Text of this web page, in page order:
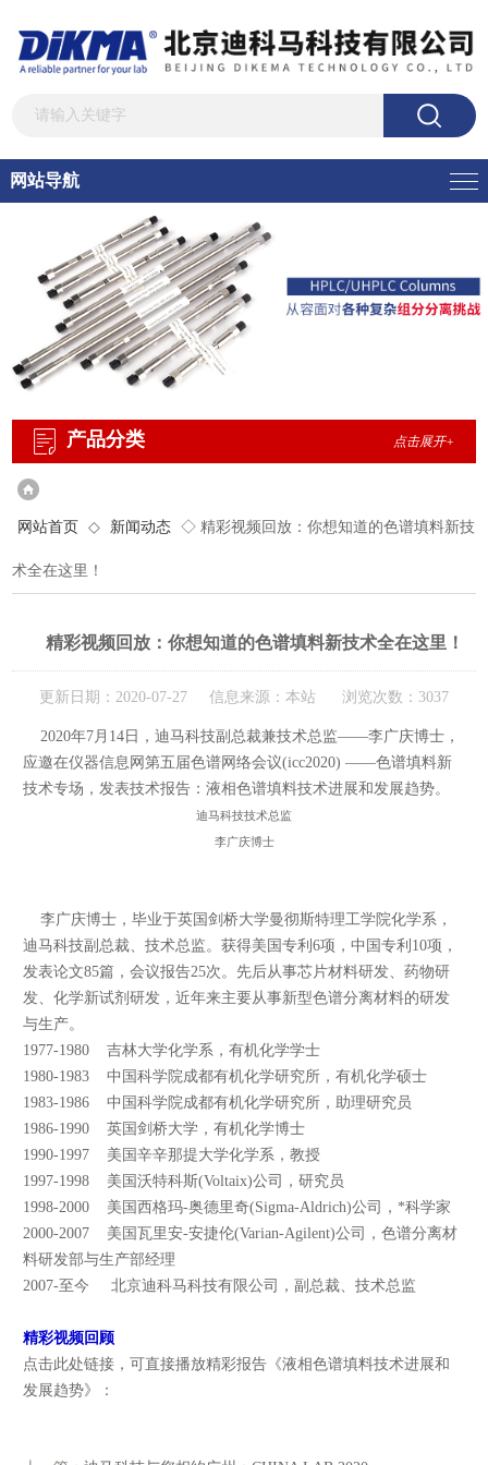
网站导航
产品分类 点击展开+
网站首页 ◇ 新闻动态 ◇ 精彩视频回放：你想知道的色谱填料新技
术全在这里！
精彩视频回放：你想知道的色谱填料新技术全在这里！
更新日期：2020-07-27 信息来源：本站 浏览次数：3037
2020年7月14日，迪马科技副总裁兼技术总监——李广庆博士，
应邀在仪器信息网第五届色谱网络会议(icc2020) ——色谱填料新
技术专场，发表技术报告：液相色谱填料技术进展和发展趋势。
迪马科技技术总监
李广庆博士
李广庆博士，毕业于英国剑桥大学曼彻斯特理工学院化学系，
迪马科技副总裁、技术总监。获得美国专利6项，中国专利10项，
发表论文85篇，会议报告25次。先后从事芯片材料研发、药物研
发、化学新试剂研发，近年来主要从事新型色谱分离材料的研发
与生产。
1977-1980 吉林大学化学系，有机化学学士
1980-1983 中国科学院成都有机化学研究所，有机化学硕士
1983-1986 中国科学院成都有机化学研究所，助理研究员
1986-1990 英国剑桥大学，有机化学博士
1990-1997 美国辛辛那提大学化学系，教授
1997-1998 美国沃特科斯(Voltaix)公司，研究员
1998-2000 美国西格玛-奥德里奇(Sigma-Aldrich)公司，*科学家
2000-2007 美国瓦里安-安捷伦(Varian-Agilent)公司，色谱分离材
料研发部与生产部经理
2007-至今 北京迪科马科技有限公司，副总裁、技术总监
精彩视频回顾
点击此处链接 ，可直接播放精彩报告《液相色谱填料技术进展和
发展趋势》：